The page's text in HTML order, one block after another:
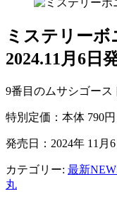
ミステリー
2024.11月6日
9番目のムサシゴー
特別定価：本体 790円
発売日：2024年 11月6
カテゴリー: 最新
丸